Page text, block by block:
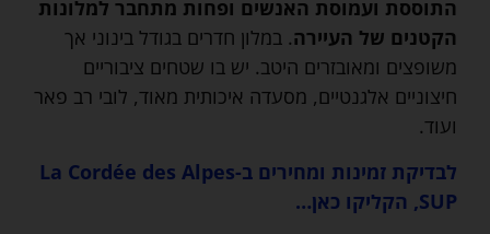
התוססת ועמוסת האנשים ופחות מתחבר למלונות
הקטנים של העיירה. במלון חדרים בגודל בינוני אך
משופצים ומאובזרים היטב. יש בו שטחים ציבוריים
חיצוניים אלגנטיים, מסעדה איכותית מאוד, לובי רב פאר
ועוד.
לבדיקת זמינות ומחירים ב-La Cordée des Alpes
SUP, הקליקו כאן…